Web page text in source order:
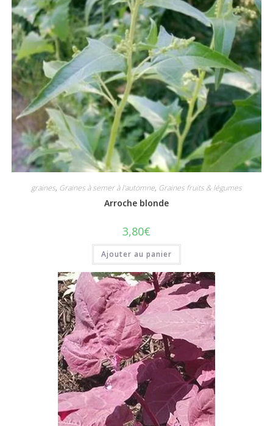
graines, Graines à semer à l'automne, Graines fruits & légumes
Arroche blonde
3,80€
Ajouter au panier